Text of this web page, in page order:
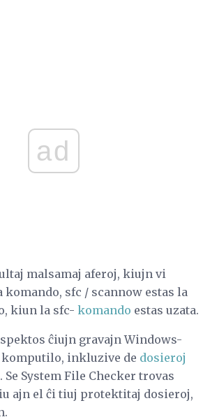
ad
malsamaj aferoj, kiujn vi
sfc / scannow estas la
kiun la sfc- komando estas uzata.
ĉiujn gravajn Windows-
komputilo, inkluzive de dosieroj
. Se System File Checker trovas
ajn el ĉi tiuj protektitaj dosieroj,